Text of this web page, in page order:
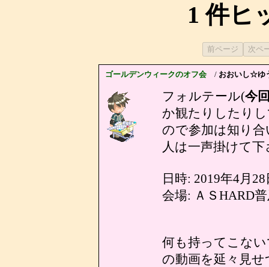
1 件ヒ
ゴールデンウィークのオフ会 / おおいし☆ゆ
フォルテール(今
か観たりしたり
ので参加は知り
人は一声掛けて下
日時: 2019年4月
会場: ＡＳHARD
何も持ってこな
の動画を延々見